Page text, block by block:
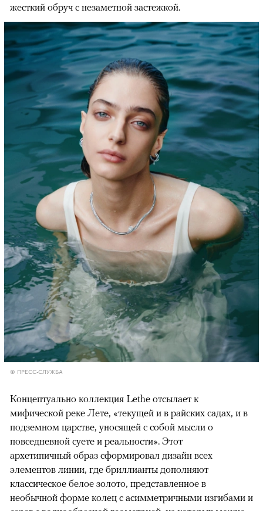
жесткий обруч с незаметной застежкой.
© ПРЕСС-СЛУЖБА
Концептуально коллекция Lethe отсылает к
мифической реке Лете, «текущей и в райских садах, и в
подземном царстве, уносящей с собой мысли о
повседневной суете и реальности». Этот
архетипичный образ сформировал дизайн всех
элементов линии, где бриллианты дополняют
классическое белое золото, представленное в
необычной форме колец с асимметричными изгибами и